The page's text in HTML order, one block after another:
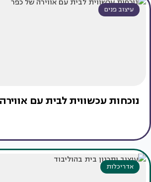
עיצוב פנים
נוכחות עכשווית לבית עם
אדריכלות